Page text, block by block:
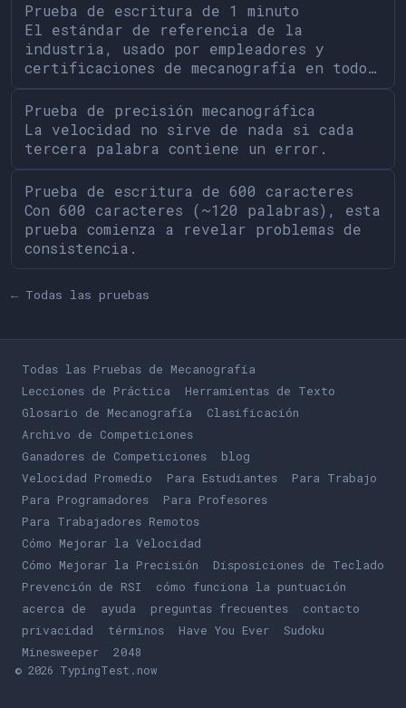
Prueba de escritura de 1 minuto
El estándar de referencia de la
industria, usado por empleadores y
certificaciones de mecanografía en todo…
Prueba de precisión mecanográfica
La velocidad no sirve de nada si cada
tercera palabra contiene un error.
Prueba de escritura de 600 caracteres
Con 600 caracteres (~120 palabras), esta
prueba comienza a revelar problemas de
consistencia.
← Todas las pruebas
Todas las Pruebas de Mecanografía
Lecciones de Práctica
Herramientas de Texto
Glosario de Mecanografía
Clasificación
Archivo de Competiciones
Ganadores de Competiciones
blog
Velocidad Promedio
Para Estudiantes
Para Trabajo
Para Programadores
Para Profesores
Para Trabajadores Remotos
Cómo Mejorar la Velocidad
Cómo Mejorar la Precisión
Disposiciones de Teclado
Prevención de RSI
cómo funciona la puntuación
acerca de
ayuda preguntas frecuentes
contacto
privacidad
términos Play
Have You Ever Play
Sudoku
Play
Minesweeper Play
2048
© 2026 TypingTest.now